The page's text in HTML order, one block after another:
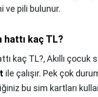
ve pili bulunur.
hattı kaç TL?
kaç TL?,Akıllı çocuk
ile çalışır. Pek çok
bu sim kartları